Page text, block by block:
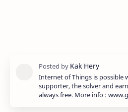
Internet of Things is possible
supporter, the solver and
always free. More info :